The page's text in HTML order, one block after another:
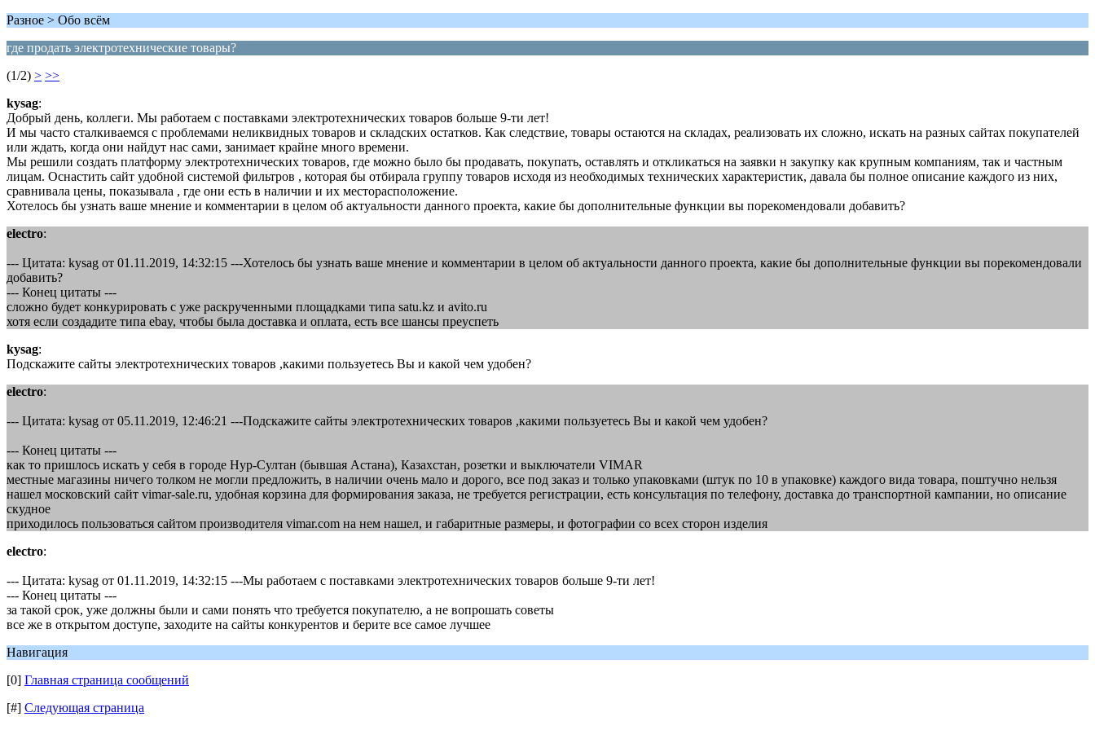
Разное > Обо всём
где продать электротехнические товары?
(1/2) > >>
kysag:
Добрый день, коллеги. Мы работаем с поставками электротехнических товаров больше 9-ти лет!
И мы часто сталкиваемся с проблемами неликвидных товаров и складских остатков. Как следствие, товары остаются на складах, реализовать их сложно, искать на разных сайтах покупателей
или ждать, когда они найдут нас сами, занимает крайне много времени.
Мы решили создать платформу электротехнических товаров, где можно было бы продавать, покупать, оставлять и откликаться на заявки н закупку как крупным компаниям, так и частным
лицам. Оснастить сайт удобной системой фильтров , которая бы отбирала группу товаров исходя из необходимых технических характеристик, давала бы полное описание каждого из них,
сравнивала цены, показывала , где они есть в наличии и их месторасположение.
Хотелось бы узнать ваше мнение и комментарии в целом об актуальности данного проекта, какие бы дополнительные функции вы порекомендовали добавить?
electro:
--- Цитата: kysag от 01.11.2019, 14:32:15 ---Хотелось бы узнать ваше мнение и комментарии в целом об актуальности данного проекта, какие бы дополнительные функции вы порекомендовали
добавить?
--- Конец цитаты ---
сложно будет конкурировать с уже раскрученными площадками типа satu.kz и avito.ru
хотя если создадите типа ebay, чтобы была доставка и оплата, есть все шансы преуспеть
kysag:
Подскажите сайты электротехнических товаров ,какими пользуетесь Вы и какой чем удобен?
electro:
--- Цитата: kysag от 05.11.2019, 12:46:21 ---Подскажите сайты электротехнических товаров ,какими пользуетесь Вы и какой чем удобен?
--- Конец цитаты ---
как то пришлось искать у себя в городе Нур-Султан (бывшая Астана), Казахстан, розетки и выключатели VIMAR
местные магазины ничего толком не могли предложить, в наличии очень мало и дорого, все под заказ и только упаковками (штук по 10 в упаковке) каждого вида товара, поштучно нельзя
нашел московский сайт vimar-sale.ru, удобная корзина для формирования заказа, не требуется регистрации, есть консультация по телефону, доставка до транспортной кампании, но описание
скудное
приходилось пользоваться сайтом производителя vimar.com на нем нашел, и габаритные размеры, и фотографии со всех сторон изделия
electro:
--- Цитата: kysag от 01.11.2019, 14:32:15 ---Мы работаем с поставками электротехнических товаров больше 9-ти лет!
--- Конец цитаты ---
за такой срок, уже должны были и сами понять что требуется покупателю, а не вопрошать советы
все же в открытом доступе, заходите на сайты конкурентов и берите все самое лучшее
Навигация
[0] Главная страница сообщений
[#] Следующая страница